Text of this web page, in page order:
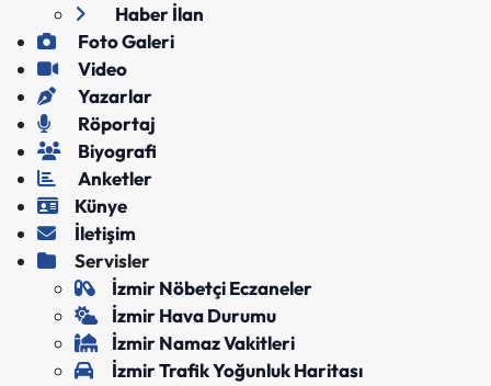
Haber İlan
Foto Galeri
Video
Yazarlar
Röportaj
Biyografi
Anketler
Künye
İletişim
Servisler
İzmir Nöbetçi Eczaneler
İzmir Hava Durumu
İzmir Namaz Vakitleri
İzmir Trafik Yoğunluk Haritası